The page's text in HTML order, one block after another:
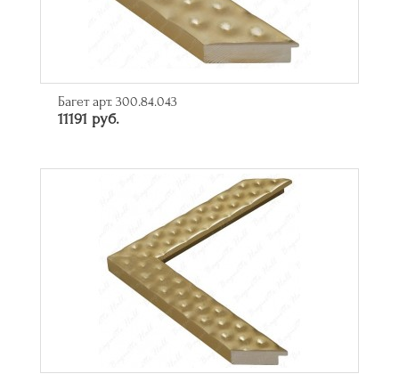
Багет арт. 300.84.043
11191 руб.